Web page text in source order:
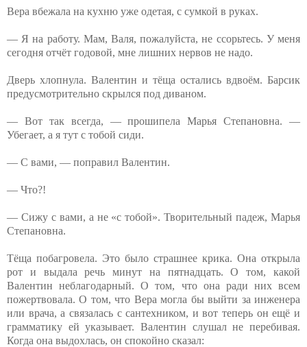
Вера вбежала на кухню уже одетая, с сумкой в руках.
— Я на работу. Мам, Валя, пожалуйста, не ссорьтесь. У меня
сегодня отчёт годовой, мне лишних нервов не надо.
Дверь хлопнула. Валентин и тёща остались вдвоём. Барсик
предусмотрительно скрылся под диваном.
— Вот так всегда, — прошипела Марья Степановна. —
Убегает, а я тут с тобой сиди.
— С вами, — поправил Валентин.
— Что?!
— Сижу с вами, а не «с тобой». Творительный падеж, Марья
Степановна.
Тёща побагровела. Это было страшнее крика. Она открыла
рот и выдала речь минут на пятнадцать. О том, какой
Валентин неблагодарный. О том, что она ради них всем
пожертвовала. О том, что Вера могла бы выйти за инженера
или врача, а связалась с сантехником, и вот теперь он ещё и
грамматику ей указывает. Валентин слушал не перебивая.
Когда она выдохлась, он спокойно сказал: